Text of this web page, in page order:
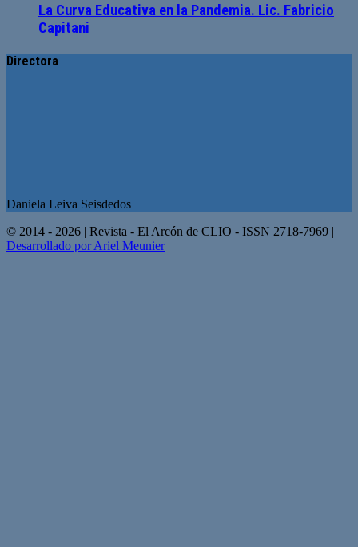
La Curva Educativa en la Pandemia. Lic. Fabricio
Capitani
Directora
Daniela Leiva Seisdedos
© 2014 - 2026 | Revista - El Arcón de CLIO - ISSN 2718-7969 |
Desarrollado por Ariel Meunier